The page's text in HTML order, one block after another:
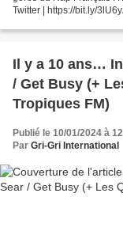
Twitter | https://bit.ly/
Il y a 10 ans…
/ Get Busy (+
Tropiques FM)
Publié le 10/01/2024 à
Par Gri-Gri International